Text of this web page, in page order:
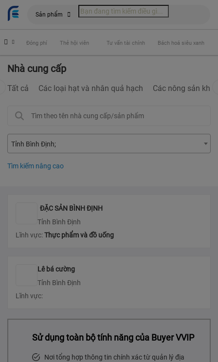
Sản phẩm
Đóng phí Thẻ hội viên Tư vấn tài chính Bách hoá siêu xanh
Nhà cung cấp
Tất cả Các loại hạt và nhân quả hạch Các nông sản khác
Tỉnh Bình Định
Tìm kiếm nâng cao
ĐẶC SẢN BÌNH ĐỊNH
Tỉnh Bình Định
Lĩnh vực:Thực phẩm và đồ uống
Lê bá cường
Tỉnh Bình Định
Lĩnh vực:
Sử dụng toàn bộ tính năng của Buyer VVIP
Nơi tổng hợp thông tin chính xác từ quản lý địa